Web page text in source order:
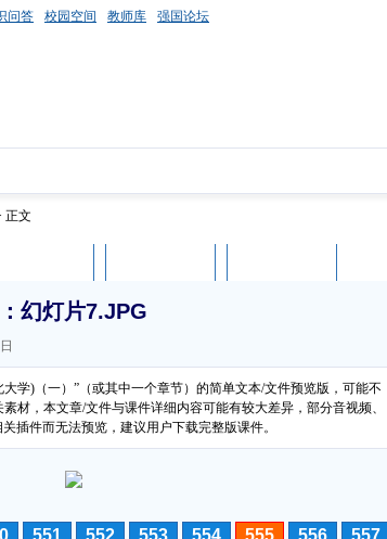
问答 校园空间 教师库 强国论坛
正文
幻灯片7.JPG
学)（一）”（或其中一个章节）的简单文本/文件预览版，可能不
材，本文章/文件与课件详细内容可能有较大差异，部分音视频、
插件而无法预览，建议用户下载完整版课件。
551 552 553 554 555 556
557